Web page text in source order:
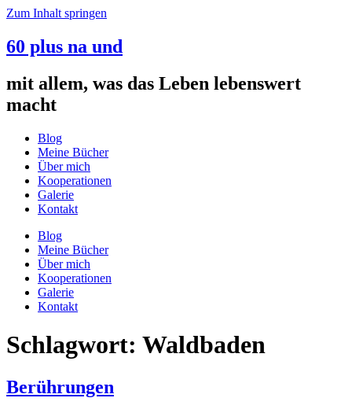
Zum Inhalt springen
60 plus na und
mit allem, was das Leben lebenswert
macht
Blog
Meine Bücher
Über mich
Kooperationen
Galerie
Kontakt
Blog
Meine Bücher
Über mich
Kooperationen
Galerie
Kontakt
Schlagwort: Waldbaden
Berührungen